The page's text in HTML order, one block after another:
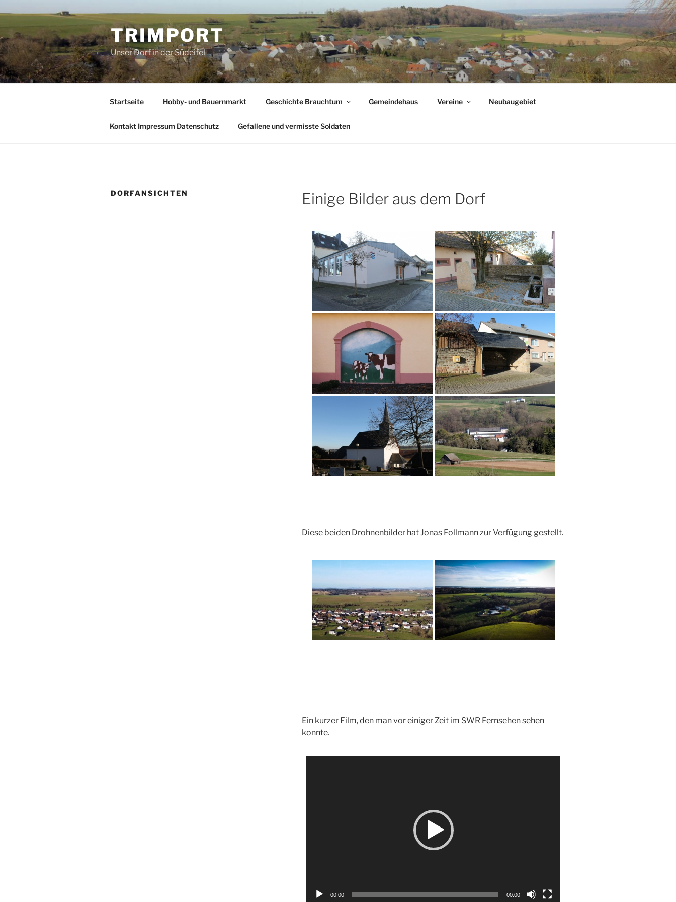
Inhalt
springen
TRIMPORT
Unser Dorf in der Südeifel
Startseite Hobby- und Bauernmarkt Geschichte Brauchtum Gemeindehaus Vereine Neubaugebiet
Kontakt Impressum Datenschutz Gefallene und vermisste Soldaten
DORFANSICHTEN Einige Bilder aus dem Dorf
Diese beiden Drohnenbilder hat Jonas Follmann zur Verfügung gestellt.
Ein kurzer Film, den man vor einiger Zeit im SWR Fernsehen sehen
konnte.
00:00 00:00